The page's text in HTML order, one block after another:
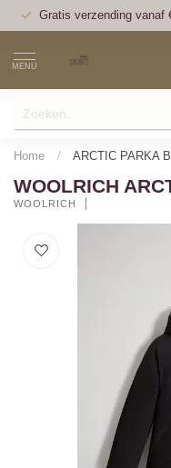
Gratis verzending vanaf
MENU
Home / ARCTIC PARKA
WOOLRICH
WOOLRICH